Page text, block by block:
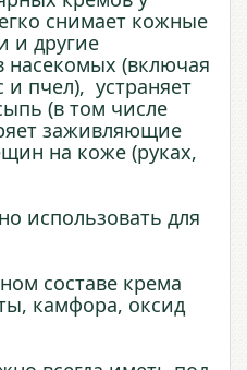
снимает кожные
и другие
насекомых (включая
и пчел), устраняет
(в том числе
заживляющие
на коже (руках,
использовать для
составе крема
камфора, оксид